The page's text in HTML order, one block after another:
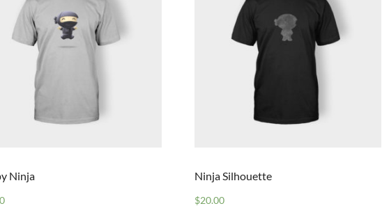
Ninja Ninja Silhouette
$20.00